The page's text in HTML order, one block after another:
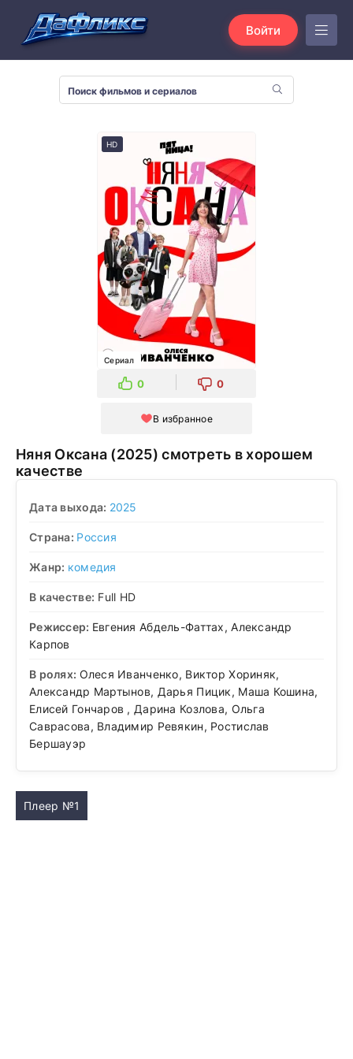
Войти
HD
Сериал
0 0
В избранное
Няня Оксана (2025) смотреть в хорошем
качестве
Дата выхода: 2025
Страна: Россия
Жанр: комедия
В качестве: Full HD
Режиссер: Евгения Абдель-Фаттах, Александр
Карпов
В ролях: Олеся Иванченко, Виктор Хориняк,
Александр Мартынов, Дарья Пицик, Маша Кошина,
Елисей Гончаров , Дарина Козлова, Ольга
Саврасова, Владимир Ревякин, Ростислав
Бершауэр
Плеер №1